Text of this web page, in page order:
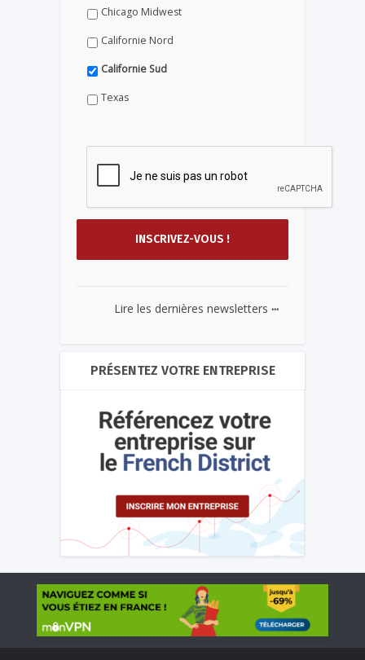
Chicago Midwest
Californie Nord
Californie Sud
Texas
Lire les dernières newsletters ...
PRÉSENTEZ VOTRE ENTREPRISE